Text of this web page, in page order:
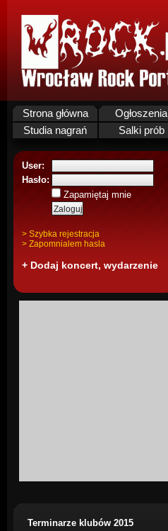
Strona główna Ogłoszenia
Studia nagrań
Salki prób
User:
Hasło:
Zapamiętaj mnie
> Szybka rejestracja
> Zapomnialem hasla
+ Dodaj koncert, wydarzenie
Terminarze klubów 2015